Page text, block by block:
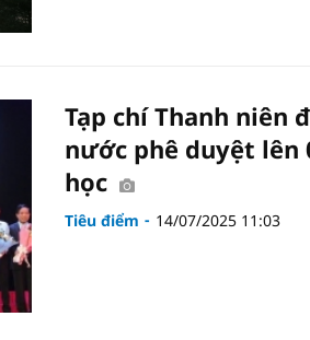
Tạp chí Thanh niên
nước phê duyệt lên
học
Tiêu điểm 14/07/2025 11:03